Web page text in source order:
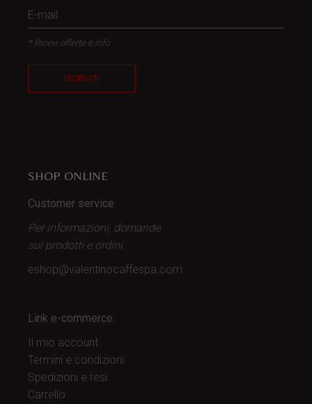
* Ricevi offerte e info
ISCRIVITI
SHOP ONLINE
Customer service
Per informazioni, domande
sui prodotti e ordini:
eshop@valentinocaffespa.com
Link e-commerce:
Il mio account
Termini e condizioni
Spedizioni e resi
Carrello